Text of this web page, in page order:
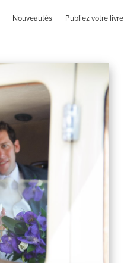
Nouveautés Publiez votre livre